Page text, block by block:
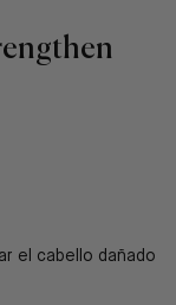
el cabello dañado